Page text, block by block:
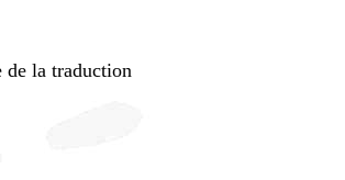
de la traduction